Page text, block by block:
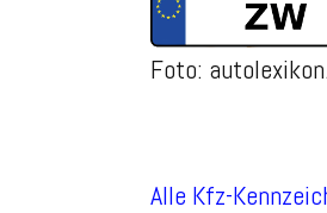
Foto:
Alle Kfz-